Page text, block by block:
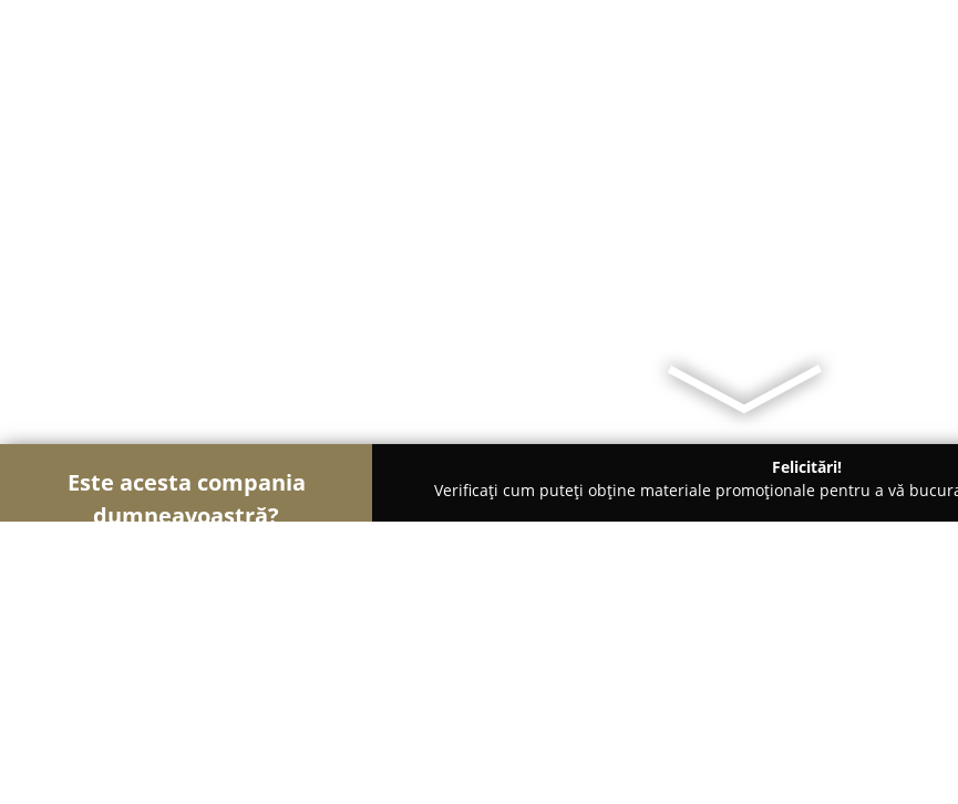
Este acesta compania
dumneavoastră?
Felicitări!
Verificați cum puteți obține materiale promoționale pentru a vă